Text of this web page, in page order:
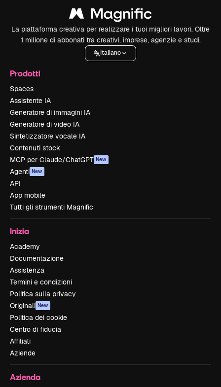
La piattaforma creativa per realizzare i tuoi migliori lavori. Oltre
1 milione di abbonati tra creativi, imprese, agenzie e studi.
Italiano
Prodotti
Spaces
Assistente IA
Generatore di immagini IA
Generatore di video IA
Sintetizzatore vocale IA
Contenuti stock
MCP per Claude/ChatGPT New
Agenti New
API
App mobile
Tutti gli strumenti Magnific
Inizia
Academy
Documentazione
Assistenza
Termini e condizioni
Politica sulla privacy
Originali New
Politica dei cookie
Centro di fiducia
Affiliati
Aziende
Azienda